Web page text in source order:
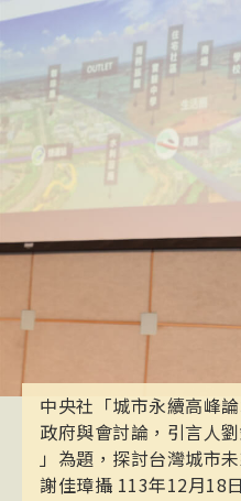
中央社「城市永續高峰
政府與會討論，引言人
」為題，探討台灣城市
謝佳璋攝 113年12月18日